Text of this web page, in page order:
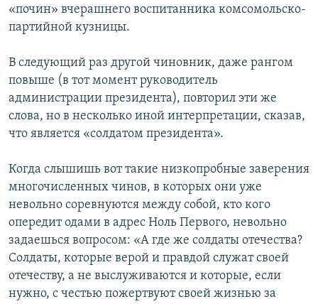
«почин» вчерашнего воспитанника комсомольско-
партийной кузницы.
В следующий раз другой чиновник, даже рангом
повыше (в тот момент руководитель
администрации президента), повторил эти же
слова, но в несколько иной интерпретации, сказав,
что является «солдатом президента».
Когда слышишь вот такие низкопробные заверения
многочисленных чинов, в которых они уже
невольно соревнуются между собой, кто кого
опередит одами в адрес Ноль Первого, невольно
задаешься вопросом: «А где же солдаты отечества?
Солдаты, которые верой и правдой служат своей
отечеству, а не выслуживаются и которые, если
нужно, с честью пожертвуют своей жизнью за